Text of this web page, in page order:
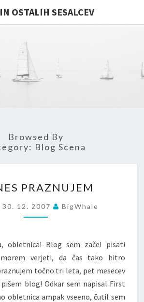
OSTALIH SESALCEV
PRIGODE
And
Browsed By
Blog Scena
PRAZNUJEM
PRAZNUJEM
30. 12. 2007 BigWhale
obletnica! Blog sem začel pisati
morem verjeti, da čas tako hitro
točno tri leta, pet mesecev
blog! Odkar sem napisal First
obletnica ampak vseeno, čutil sem